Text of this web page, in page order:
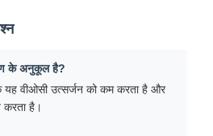
के अनुकूल है?
यह वीओसी उत्सर्जन को कम करता है और
करता है।